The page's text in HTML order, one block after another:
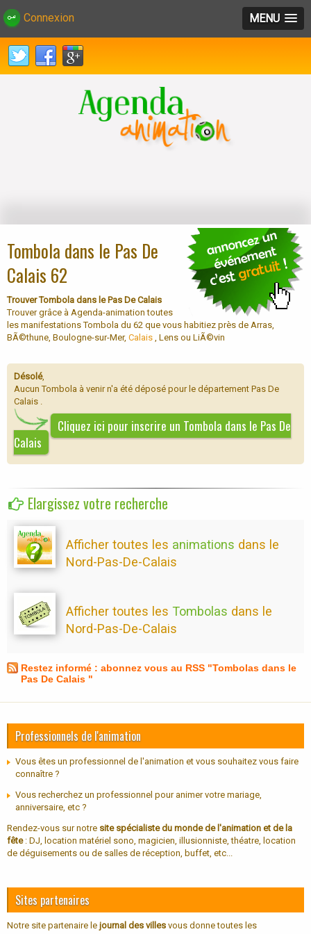
Connexion MENU
Tombola dans le Pas De
Calais 62
Trouver Tombola dans le Pas De Calais
Trouver grâce à Agenda-animation toutes
les manifestations Tombola du 62 que vous habitiez près de Arras,
BÃ©thune, Boulogne-sur-Mer, Calais , Lens ou LiÃ©vin
Désolé,
Aucun Tombola à venir n'a été déposé pour le département Pas De
Calais .
Cliquez ici pour inscrire un Tombola dans le Pas De
Calais
Elargissez votre recherche
Afficher toutes les animations dans le
Nord-Pas-De-Calais
Afficher toutes les Tombolas dans le
Nord-Pas-De-Calais
Restez informé : abonnez vous au RSS "Tombolas dans le
Pas De Calais "
Professionnels de l'animation
Vous êtes un professionnel de l'animation et vous souhaitez vous faire
connaître ?
Vous recherchez un professionnel pour animer votre mariage,
anniversaire, etc ?
Rendez-vous sur notre site spécialiste du monde de l'animation et de la
fête: DJ, location matériel sono, magicien, illusionniste, théatre, location
de déguisements ou de salles de réception, buffet, etc...
Sites partenaires
Notre site partenaire le journal des villes vous donne toutes les